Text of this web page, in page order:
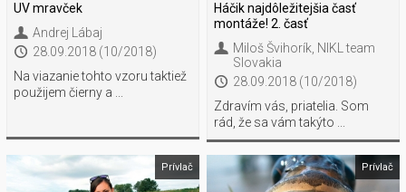
UV mravček
Andrej Lábaj
28.09.2018 (10/2018)
Na viazanie tohto vzoru taktiež
použijem čierny a ...
Háčik najdôležitejšia časť
montáže! 2. časť
Miloš Švihorík NIKL team
Slovakia
28.09.2018 (10/2018)
Zdravím vás, priatelia. Som
rád, že sa vám takýto ...
Prívlač Prívlač